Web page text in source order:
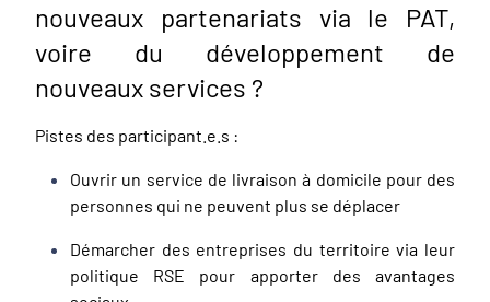
nouveaux partenariats via le PAT,
voire du développement de
nouveaux services ?
Pistes des participant.e.s :
Ouvrir un service de livraison à domicile pour des
personnes qui ne peuvent plus se déplacer
Démarcher des entreprises du territoire via leur
politique RSE pour apporter des avantages